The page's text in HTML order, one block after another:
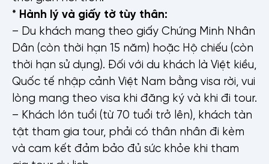
* Hành lý và giấy tờ tùy thân:
– Du khách mang theo giấy Chứng Minh Nhân
Dân (còn thời hạn 15 năm) hoặc Hộ chiếu (còn
thời hạn sử dụng). Đối với du khách là Việt kiều,
Quốc tế nhập cảnh Việt Nam bằng visa rời, vui
lòng mang theo visa khi đăng ký và khi đi tour.
– Khách lớn tuổi (từ 70 tuổi trở lên), khách tàn
tật tham gia tour, phải có thân nhân đi kèm
và cam kết đảm bảo đủ sức khỏe khi tham